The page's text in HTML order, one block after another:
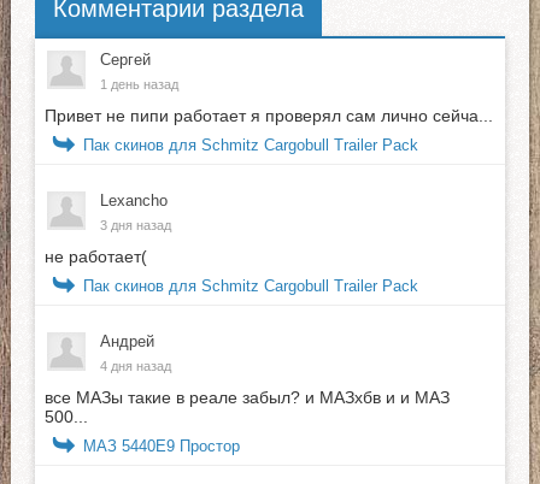
Комментарии раздела
Сергей
1 день назад
Привет не пипи работает я проверял сам лично сейча...
Пак скинов для Schmitz Cargobull Trailer Pack
Lexancho
3 дня назад
не работает(
Пак скинов для Schmitz Cargobull Trailer Pack
Андрей
4 дня назад
все МАЗы такие в реале забыл? и МАЗхбв и и МАЗ
500...
МАЗ 5440E9 Простор